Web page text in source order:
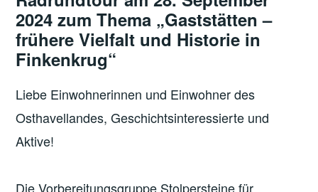
2024 zum Thema „Gaststätten –
frühere Vielfalt und Historie in
Finkenkrug“
Liebe Einwohnerinnen und Einwohner des
Osthavellandes, Geschichtsinteressierte und
Aktive!
Die Vorbereitungsgruppe Stolpersteine für